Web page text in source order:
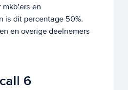
en
is dit percentage 50%.
en overige deelnemers
6